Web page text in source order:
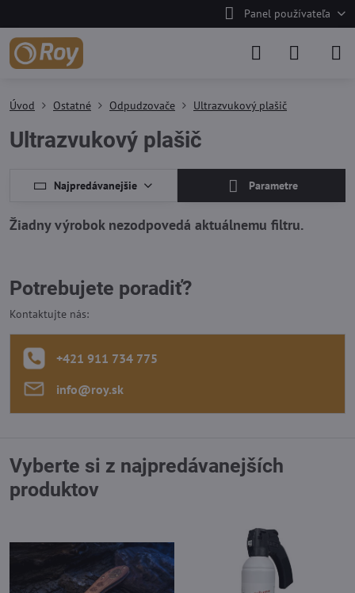
Panel používateľa
Úvod Ostatné Odpudzovače Ultrazvukový plašič
Ultrazvukový plašič
Najpredávanejšie Parametre
Potrebujete poradiť?
Kontaktujte nás:
+421 911 734 775
info​@roy​.sk
Vyberte si z najpredávanejších
produktov